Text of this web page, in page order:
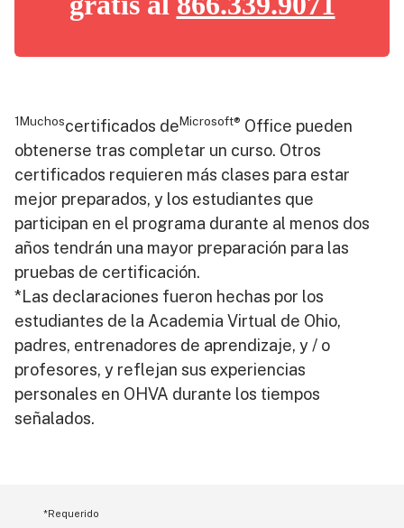
1Muchoscertificados deMicrosoft®️ Office pueden
obtenerse tras completar un curso. Otros
certificados requieren más clases para estar
mejor preparados, y los estudiantes que
participan en el programa durante al menos dos
años tendrán una mayor preparación para las
pruebas de certificación.
*Las declaraciones fueron hechas por los
estudiantes de la Academia Virtual de Ohio,
padres, entrenadores de aprendizaje, y / o
profesores, y reflejan sus experiencias
personales en OHVA durante los tiempos
señalados.
*Requerido